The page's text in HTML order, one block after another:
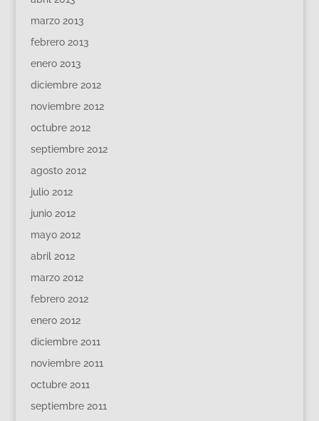
marzo 2013
febrero 2013
enero 2013
diciembre 2012
noviembre 2012
octubre 2012
septiembre 2012
agosto 2012
julio 2012
junio 2012
mayo 2012
abril 2012
marzo 2012
febrero 2012
enero 2012
diciembre 2011
noviembre 2011
octubre 2011
septiembre 2011